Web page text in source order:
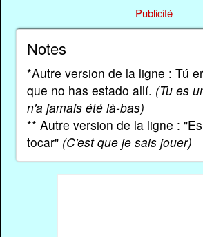
Publicité
Notes
*Autre version de la ligne : Tú
que no has estado allí. (Tu es
n'a jamais été là-bas)
** Autre version de la ligne :
tocar" (C'est que je sais jouer)